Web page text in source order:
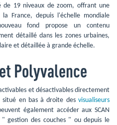
19 niveaux de zoom, offrant une
France, depuis l'échelle mondiale
fond propose un contenu
détaillé dans les zones urbaines,
et détaillée à grande échelle.
Polyvalence
et désactivables directement
en bas à droite des visualiseurs
également accéder aux SCAN
gestion des couches " ou depuis le